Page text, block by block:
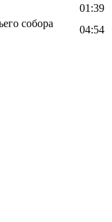
01:39
собора
04:54